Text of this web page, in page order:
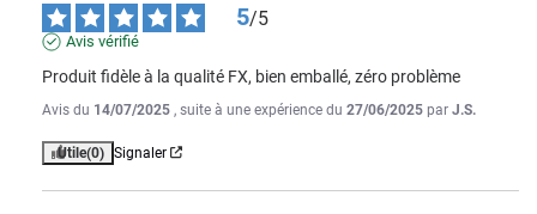
5/5
Avis vérifié
Produit fidèle à la qualité FX, bien emballé, zéro problème
Avis du 14/07/2025 , suite à une expérience du 27/06/2025 par J.S.
Utile(0) Signaler